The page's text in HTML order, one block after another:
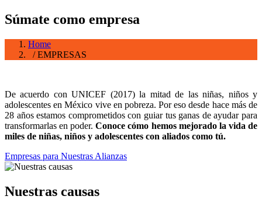
Súmate como empresa
Home
/ EMPRESAS
De acuerdo con UNICEF (2017) la mitad de las niñas, niños y
adolescentes en México vive en pobreza. Por eso desde hace más de
28 años estamos comprometidos con guiar tus ganas de ayudar para
transformarlas en poder.Conoce cómo hemos mejorado la vida de
miles de niñas, niños y adolescentes con aliados como tú.
Empresas para Nuestras Alianzas
Nuestras causas